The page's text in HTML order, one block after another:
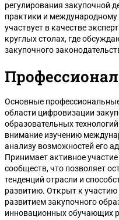
регулирования закупочной
практики и международному
участвует в качестве
круглых столах, где
закупочного
Основные
области цифровизации
образовательных
внимание изучению
анализу возможностей его
Принимает активное
сообществ, что позволяет
тенденций отрасли и
развитию. Открыт к
развитием закупочного
инновационных обучающих